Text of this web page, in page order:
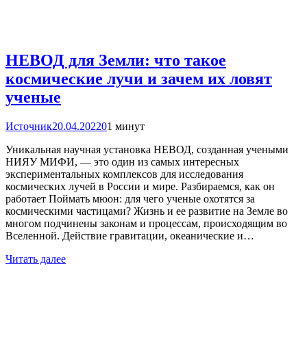
НЕВОД для Земли: что такое
космические лучи и зачем их ловят
ученые
Источник20.04.202201 минут
Уникальная научная установка НЕВОД, созданная учеными
НИЯУ МИФИ, — это один из самых интересных
экспериментальных комплексов для исследования
космических лучей в России и мире. Разбираемся, как он
работает Поймать мюон: для чего ученые охотятся за
космическими частицами? Жизнь и ее развитие на Земле во
многом подчинены законам и процессам, происходящим во
Вселенной. Действие гравитации, океанические и…
Читать далее